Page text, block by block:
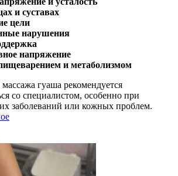
и суставах
цели
нарушения
напряжение
и метаболизмом
гуаша рекомендуется
со специалистом, особенно при
заболеваний или кожных проблем.